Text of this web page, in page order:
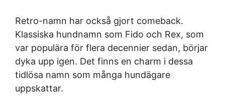
Retro-namn har också gjort comeback.
Klassiska hundnamn som Fido och Rex, som
var populära för flera decennier sedan, börjar
dyka upp igen. Det finns en charm i dessa
tidlösa namn som många hundägare
uppskattar.